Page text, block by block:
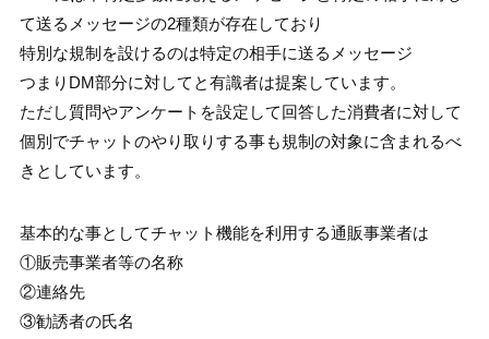
て送るメッセージの2種類が存在しており
特別な規制を設けるのは特定の相手に送るメッセージ
つまりDM部分に対してと有識者は提案しています。
ただし質問やアンケートを設定して回答した消費者に対して
個別でチャットのやり取りする事も規制の対象に含まれるべ
きとしています。
基本的な事としてチャット機能を利用する通販事業者は
①販売事業者等の名称
②連絡先
③勧誘者の氏名